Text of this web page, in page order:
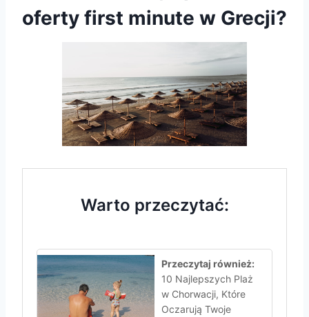
oferty first minute w Grecji?
Warto przeczytać:
Przeczytaj również:
10 Najlepszych Plaż
w Chorwacji, Które
Oczarują Twoje